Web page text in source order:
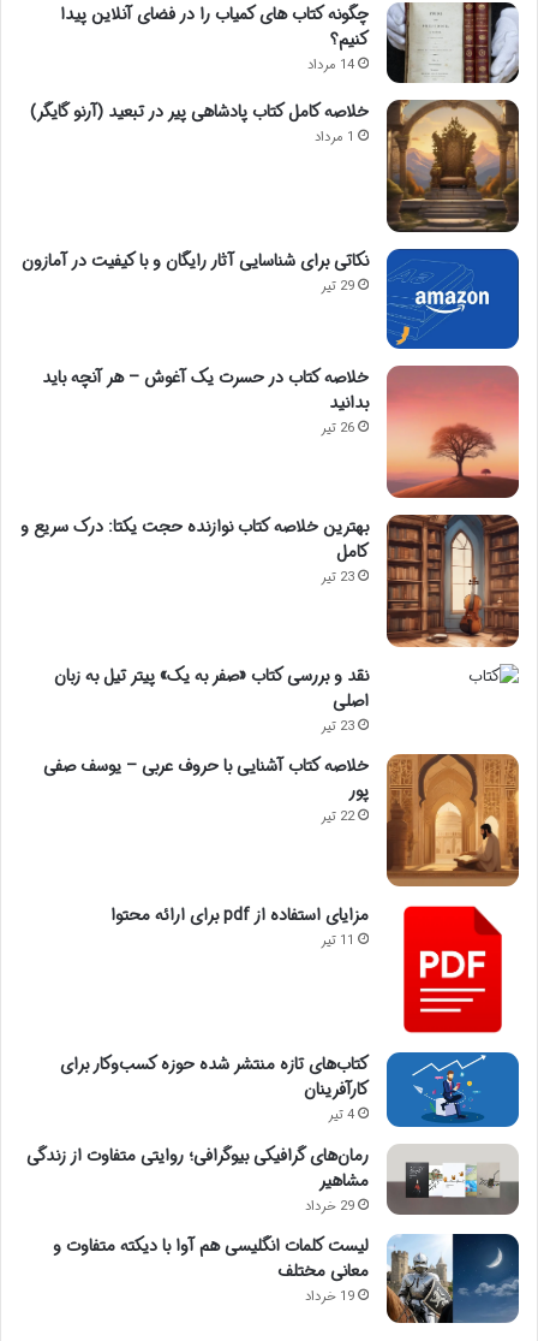
چگونه کتاب های کمیاب را در فضای آنلاین پیدا
کنیم؟
14 مرداد
خلاصه کامل کتاب پادشاهی پیر در تبعید (آرنو گایگر)
1 مرداد
نکاتی برای شناسایی آثار رایگان و با کیفیت در آمازون
29 تیر
خلاصه کتاب در حسرت یک آغوش – هر آنچه باید
بدانید
26 تیر
بهترین خلاصه کتاب نوازنده حجت یکتا: درک سریع و
کامل
23 تیر
نقد و بررسی کتاب «صفر به یک» پیتر تیل به زبان
اصلی
23 تیر
خلاصه کتاب آشنایی با حروف عربی – یوسف صفی
پور
22 تیر
مزایای استفاده از pdf برای ارائه محتوا
11 تیر
کتاب‌های تازه منتشر شده حوزه کسب‌وکار برای
کارآفرینان
4 تیر
رمان‌های گرافیکی بیوگرافی؛ روایتی متفاوت از زندگی
مشاهیر
29 خرداد
لیست کلمات انگلیسی هم آوا با دیکته متفاوت و
معانی مختلف
19 خرداد